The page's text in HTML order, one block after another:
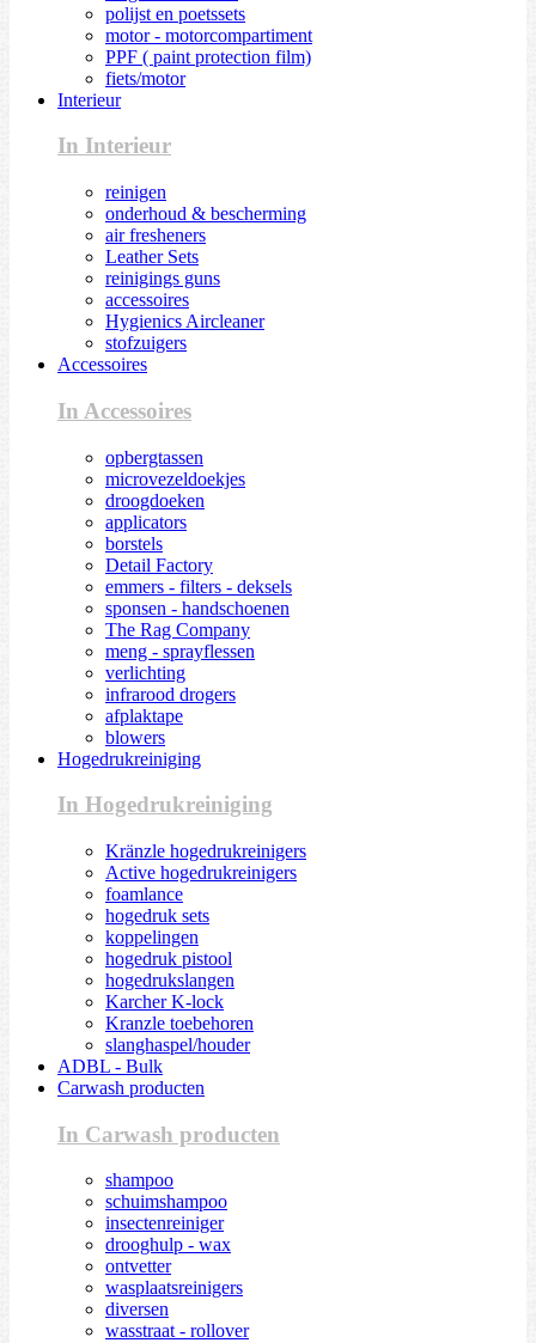
polijst en poetssets
motor - motorcompartiment
PPF ( paint protection film)
fiets/motor
Interieur
In Interieur
reinigen
onderhoud & bescherming
air fresheners
Leather Sets
reinigings guns
accessoires
Hygienics Aircleaner
stofzuigers
Accessoires
In Accessoires
opbergtassen
microvezeldoekjes
droogdoeken
applicators
borstels
Detail Factory
emmers - filters - deksels
sponsen - handschoenen
The Rag Company
meng - sprayflessen
verlichting
infrarood drogers
afplaktape
blowers
Hogedrukreiniging
In Hogedrukreiniging
Kränzle hogedrukreinigers
Active hogedrukreinigers
foamlance
hogedruk sets
koppelingen
hogedruk pistool
hogedrukslangen
Karcher K-lock
Kranzle toebehoren
slanghaspel/houder
ADBL - Bulk
Carwash producten
In Carwash producten
shampoo
schuimshampoo
insectenreiniger
drooghulp - wax
ontvetter
wasplaatsreinigers
diversen
wasstraat - rollover